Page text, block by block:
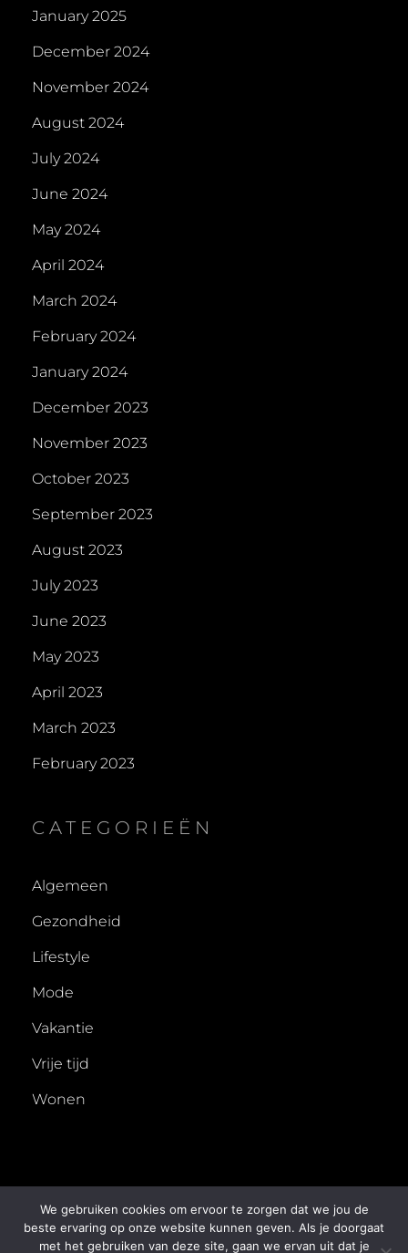
January 2025
December 2024
November 2024
August 2024
July 2024
June 2024
May 2024
April 2024
March 2024
February 2024
January 2024
December 2023
November 2023
October 2023
September 2023
August 2023
July 2023
June 2023
May 2023
April 2023
March 2023
February 2023
CATEGORIEËN
Algemeen
Gezondheid
Lifestyle
Mode
Vakantie
Vrije tijd
Wonen
COPYRIGHT © 2026 50X . ALL RIGHTS RESERVED.
We gebruiken cookies om ervoor te zorgen dat we jou de
beste ervaring op onze website kunnen geven. Als je doorgaat
met het gebruiken van deze site, gaan we ervan uit dat je